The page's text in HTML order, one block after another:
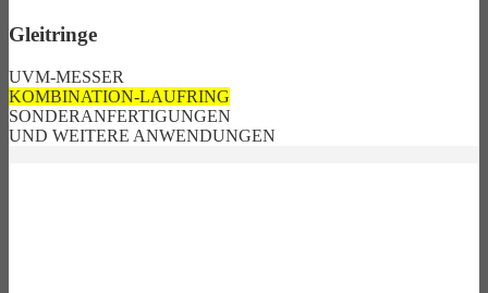
Gleitringe
UVM-MESSER
KOMBINATION-LAUFRING
SONDERANFERTIGUNGEN
UND WEITERE ANWENDUNGEN